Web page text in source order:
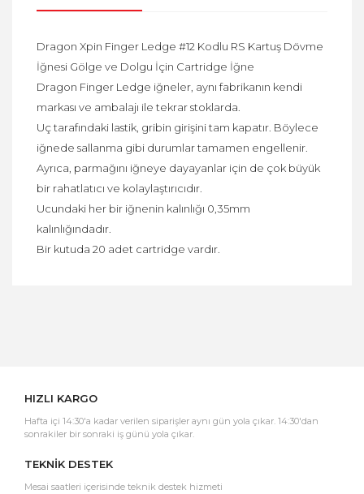
Dragon Xpin Finger Ledge #12 Kodlu RS Kartuş Dövme
İğnesi Gölge ve Dolgu İçin Cartridge İğne
Dragon Finger Ledge iğneler, aynı fabrikanın kendi
markası ve ambalajı ile tekrar stoklarda.
Uç tarafındaki lastik, gribin girişini tam kapatır. Böylece
iğnede sallanma gibi durumlar tamamen engellenir.
Ayrıca, parmağını iğneye dayayanlar için de çok büyük
bir rahatlatıcı ve kolaylaştırıcıdır.
Ucundaki her bir iğnenin kalınlığı 0,35mm
kalınlığındadır.
Bir kutuda 20 adet cartridge vardır.
HIZLI KARGO
Hafta içi 14:30'a kadar verilen siparişler aynı gün yola çıkar. 14:30'dan
sonrakiler bir sonraki iş günü yola çıkar.
TEKNİK DESTEK
Mesai saatleri içerisinde teknik destek hizmeti